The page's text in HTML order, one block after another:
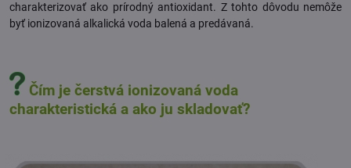
charakterizovať ako prírodný antioxidant. Z tohto dôvodu nemôže
byť ionizovaná alkalická voda balená a predávaná.
Čím je čerstvá ionizovaná voda
charakteristická a ako ju skladovať?